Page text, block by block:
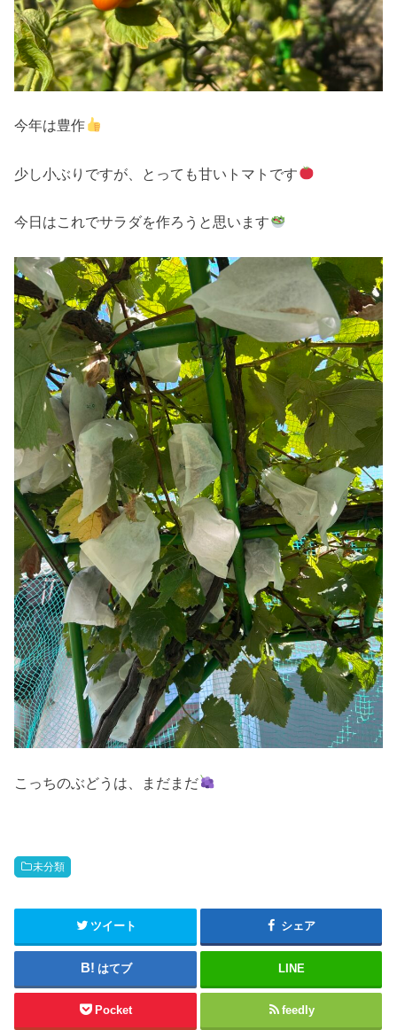
今年は豊作
少し小ぶりですが、とっても甘いトマトです
今日はこれでサラダを作ろうと思います
こっちのぶどうは、まだまだ
未分類
ツイート シェア
はてブ LINE
Pocket feedly